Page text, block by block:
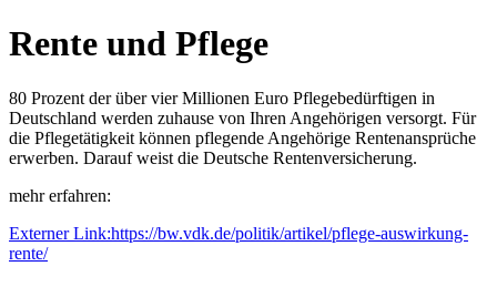
Rente und Pflege
80 Prozent der über vier Millionen Euro Pflegebedürftigen in
Deutschland werden zuhause von Ihren Angehörigen versorgt. Für
die Pflegetätigkeit können pflegende Angehörige Rentenansprüche
erwerben. Darauf weist die Deutsche Rentenversicherung.
mehr erfahren:
Externer Link:https://bw.vdk.de/politik/artikel/pflege-auswirkung-
rente/